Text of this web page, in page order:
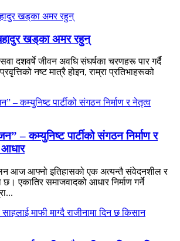
खड्‌का अमर रहुन्
दशवर्षे जीवन अवधि संघर्षका चरणहरू पार गर्दै
प्रवृत्तिको नष्ट मात्रै होइन, राम्रा प्रतिभाहरूको
– कम्युनिष्ट पार्टीको संगठन निर्माण र
आधार
आज आफ्नो इतिहासको एक अत्यन्तै संवेदनशील र
छ। एकातिर समाजवादको आधार निर्माण गर्ने